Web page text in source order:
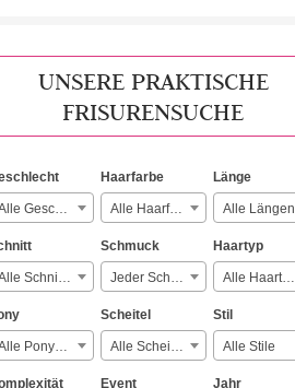
UNSERE PRAKTISCHE
FRISURENSUCHE
Alle Geschlechter
Haarfarbe
Alle Haarfarben
Länge
Alle Längen
Alle Schnitte
Schmuck
Jeder Schmuck
Haartyp
Alle Haartypen
Alle Ponyarten
Scheitel
Alle Scheitelarten
Stil
Alle Stile
Event Jahr